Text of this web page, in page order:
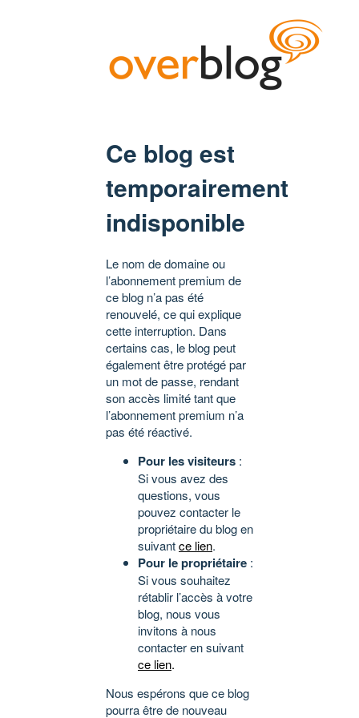
Ce blog est
temporairement
indisponible
Le nom de domaine ou
l’abonnement premium de
ce blog n’a pas été
renouvelé, ce qui explique
cette interruption. Dans
certains cas, le blog peut
également être protégé par
un mot de passe, rendant
son accès limité tant que
l’abonnement premium n’a
pas été réactivé.
Pour les visiteurs :
Si vous avez des
questions, vous
pouvez contacter le
propriétaire du blog en
suivantce lien.
Pour le propriétaire :
Si vous souhaitez
rétablir l’accès à votre
blog, nous vous
invitons à nous
contacter en suivant
ce lien.
Nous espérons que ce blog
pourra être de nouveau